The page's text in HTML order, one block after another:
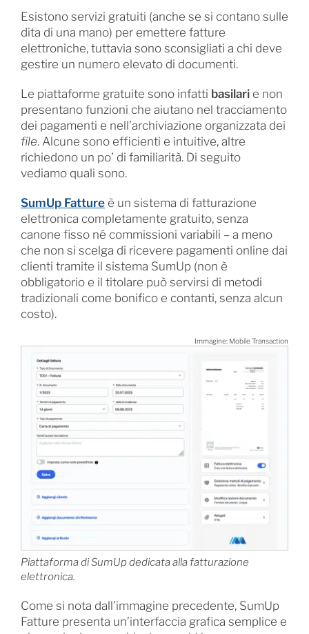
Esistono servizi gratuiti (anche se si contano sulle
dita di una mano) per emettere fatture
elettroniche, tuttavia sono sconsigliati a chi deve
gestire un numero elevato di documenti.
Le piattaforme gratuite sono infatti basilarie non
presentano funzioni che aiutano nel tracciamento
dei pagamenti e nell’archiviazione organizzata dei
file. Alcune sono efficienti e intuitive, altre
richiedono un po’ di familiarità. Di seguito
vediamo quali sono.
SumUp Fattureè un sistema di fatturazione
elettronica completamente gratuito, senza
canone fisso né commissioni variabili – a meno
che non si scelga di ricevere pagamenti online dai
clienti tramite il sistema SumUp (non è
obbligatorio e il titolare può servirsi di metodi
tradizionali come bonifico e contanti, senza alcun
costo).
Immagine: Mobile Transaction
Piattaforma di SumUp dedicata alla fatturazione
elettronica.
Come si nota dall’immagine precedente, SumUp
Fatture presenta un’interfaccia grafica semplice e